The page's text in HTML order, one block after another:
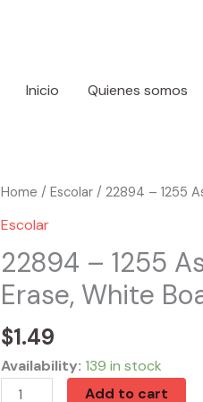
Inicio Quienes somos
Home / Escolar/ 22894 – 1255
Escolar
22894 – 1255
Erase, White
$1.49
Availability: 139 in stock
22894
-
Assorted
Color
Dry-
Erase,
White
Add to cart